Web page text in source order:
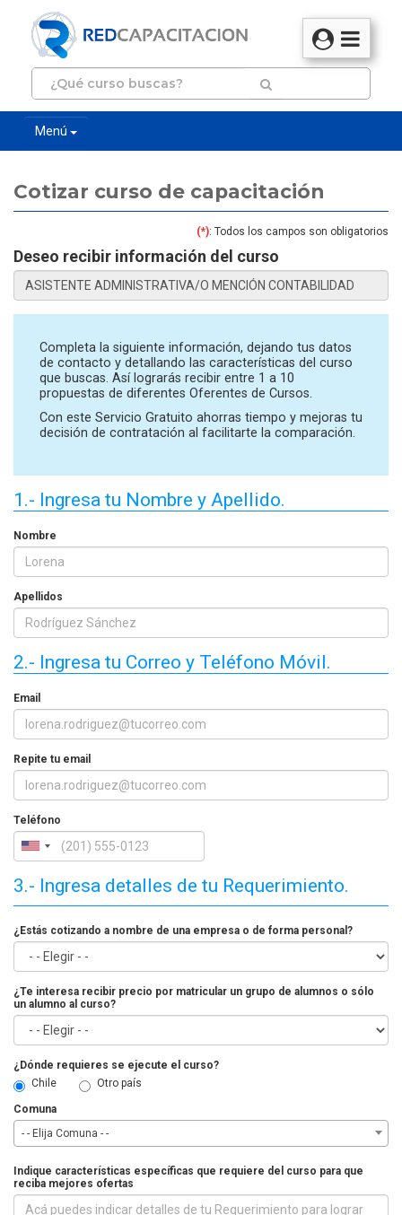
Menú
Cotizar curso de capacitación
(*): Todos los campos son obligatorios
Deseo recibir información del curso
Completa la siguiente información, dejando tus datos
de contacto y detallando las características del curso
que buscas. Así lograrás recibir entre 1 a 10
propuestas de diferentes Oferentes de Cursos.
Con este Servicio Gratuito ahorras tiempo y mejoras tu
decisión de contratación al facilitarte la comparación.
1.- Ingresa tu Nombre y Apellido.
Nombre
Apellidos
2.- Ingresa tu Correo y Teléfono Móvil.
Email
Repite tu email
Teléfono
3.- Ingresa detalles de tu Requerimiento.
¿Estás cotizando a nombre de una empresa o de forma personal?
¿Te interesa recibir precio por matricular un grupo de alumnos o sólo
un alumno al curso?
¿Dónde requieres se ejecute el curso?
Chile
Otro país
Comuna
- - Elija Comuna - -
Indique características específicas que requiere del curso para que
reciba mejores ofertas